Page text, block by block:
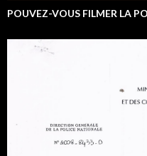
POUVEZ-VOUS FILMER LA